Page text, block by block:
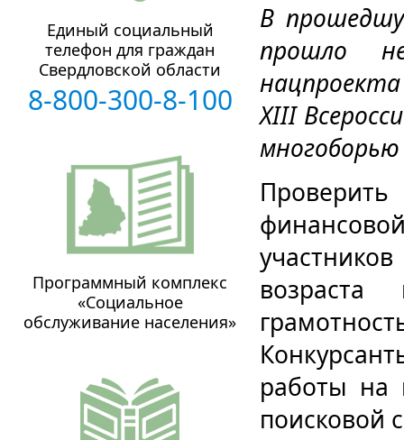
В
прошло
XIII
многоборью
работы на
поисковой
Единый социальный
телефон для граждан
Свердловской области
8-800-300-8-100
Программный комплекс
«Социальное
обслуживание населения»